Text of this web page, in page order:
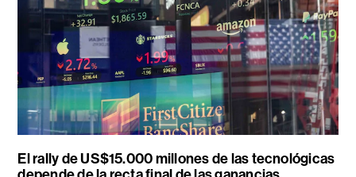
El rally de US$15.000 millones de las tecnológicas